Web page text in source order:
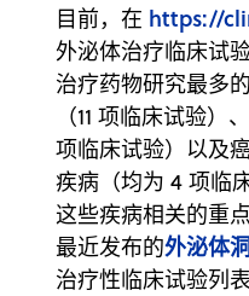
目前，在 https://
外泌体治疗临床试
治疗药物研究最多
（11 项临床试验
项临床试验）以及
疾病（均为 4 项临
这些疾病相关的重
最近发布的外泌体
治疗性临床试验列表